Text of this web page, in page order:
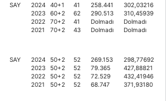
SAY
2024
2023
2022
2021
40+1
60+2
70+2
70+2
41
62
41
43
258.441
290.513
Dolmadı
Dolmadı
302,03216
310,45939
Dolmadı
Dolmadı
SAY
2024
2023
2022
2021
50+2
50+2
50+2
50+2
52
52
52
52
269.153
79.365
72.529
68.747
298,77692
427,88821
432,41946
371,93180